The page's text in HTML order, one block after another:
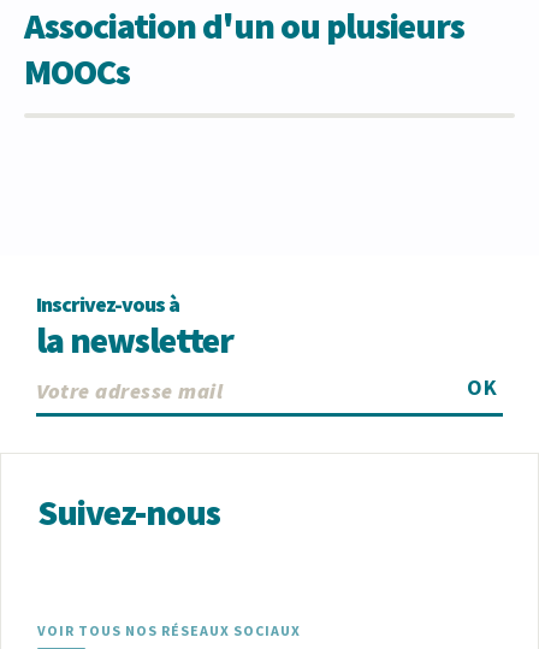
Association d'un ou plusieurs
MOOCs
Inscrivez-vous à
la newsletter
OK
Suivez-nous
VOIR TOUS NOS RÉSEAUX SOCIAUX